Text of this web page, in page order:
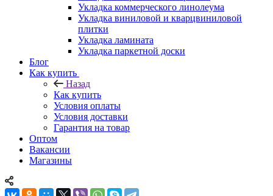
Укладка коммерческого линолеума
Укладка виниловой и кварцвиниловой
плитки
Укладка ламината
Укладка паркетной доски
Блог
Как купить
Назад
Как купить
Условия оплаты
Условия доставки
Гарантия на товар
Оптом
Вакансии
Магазины